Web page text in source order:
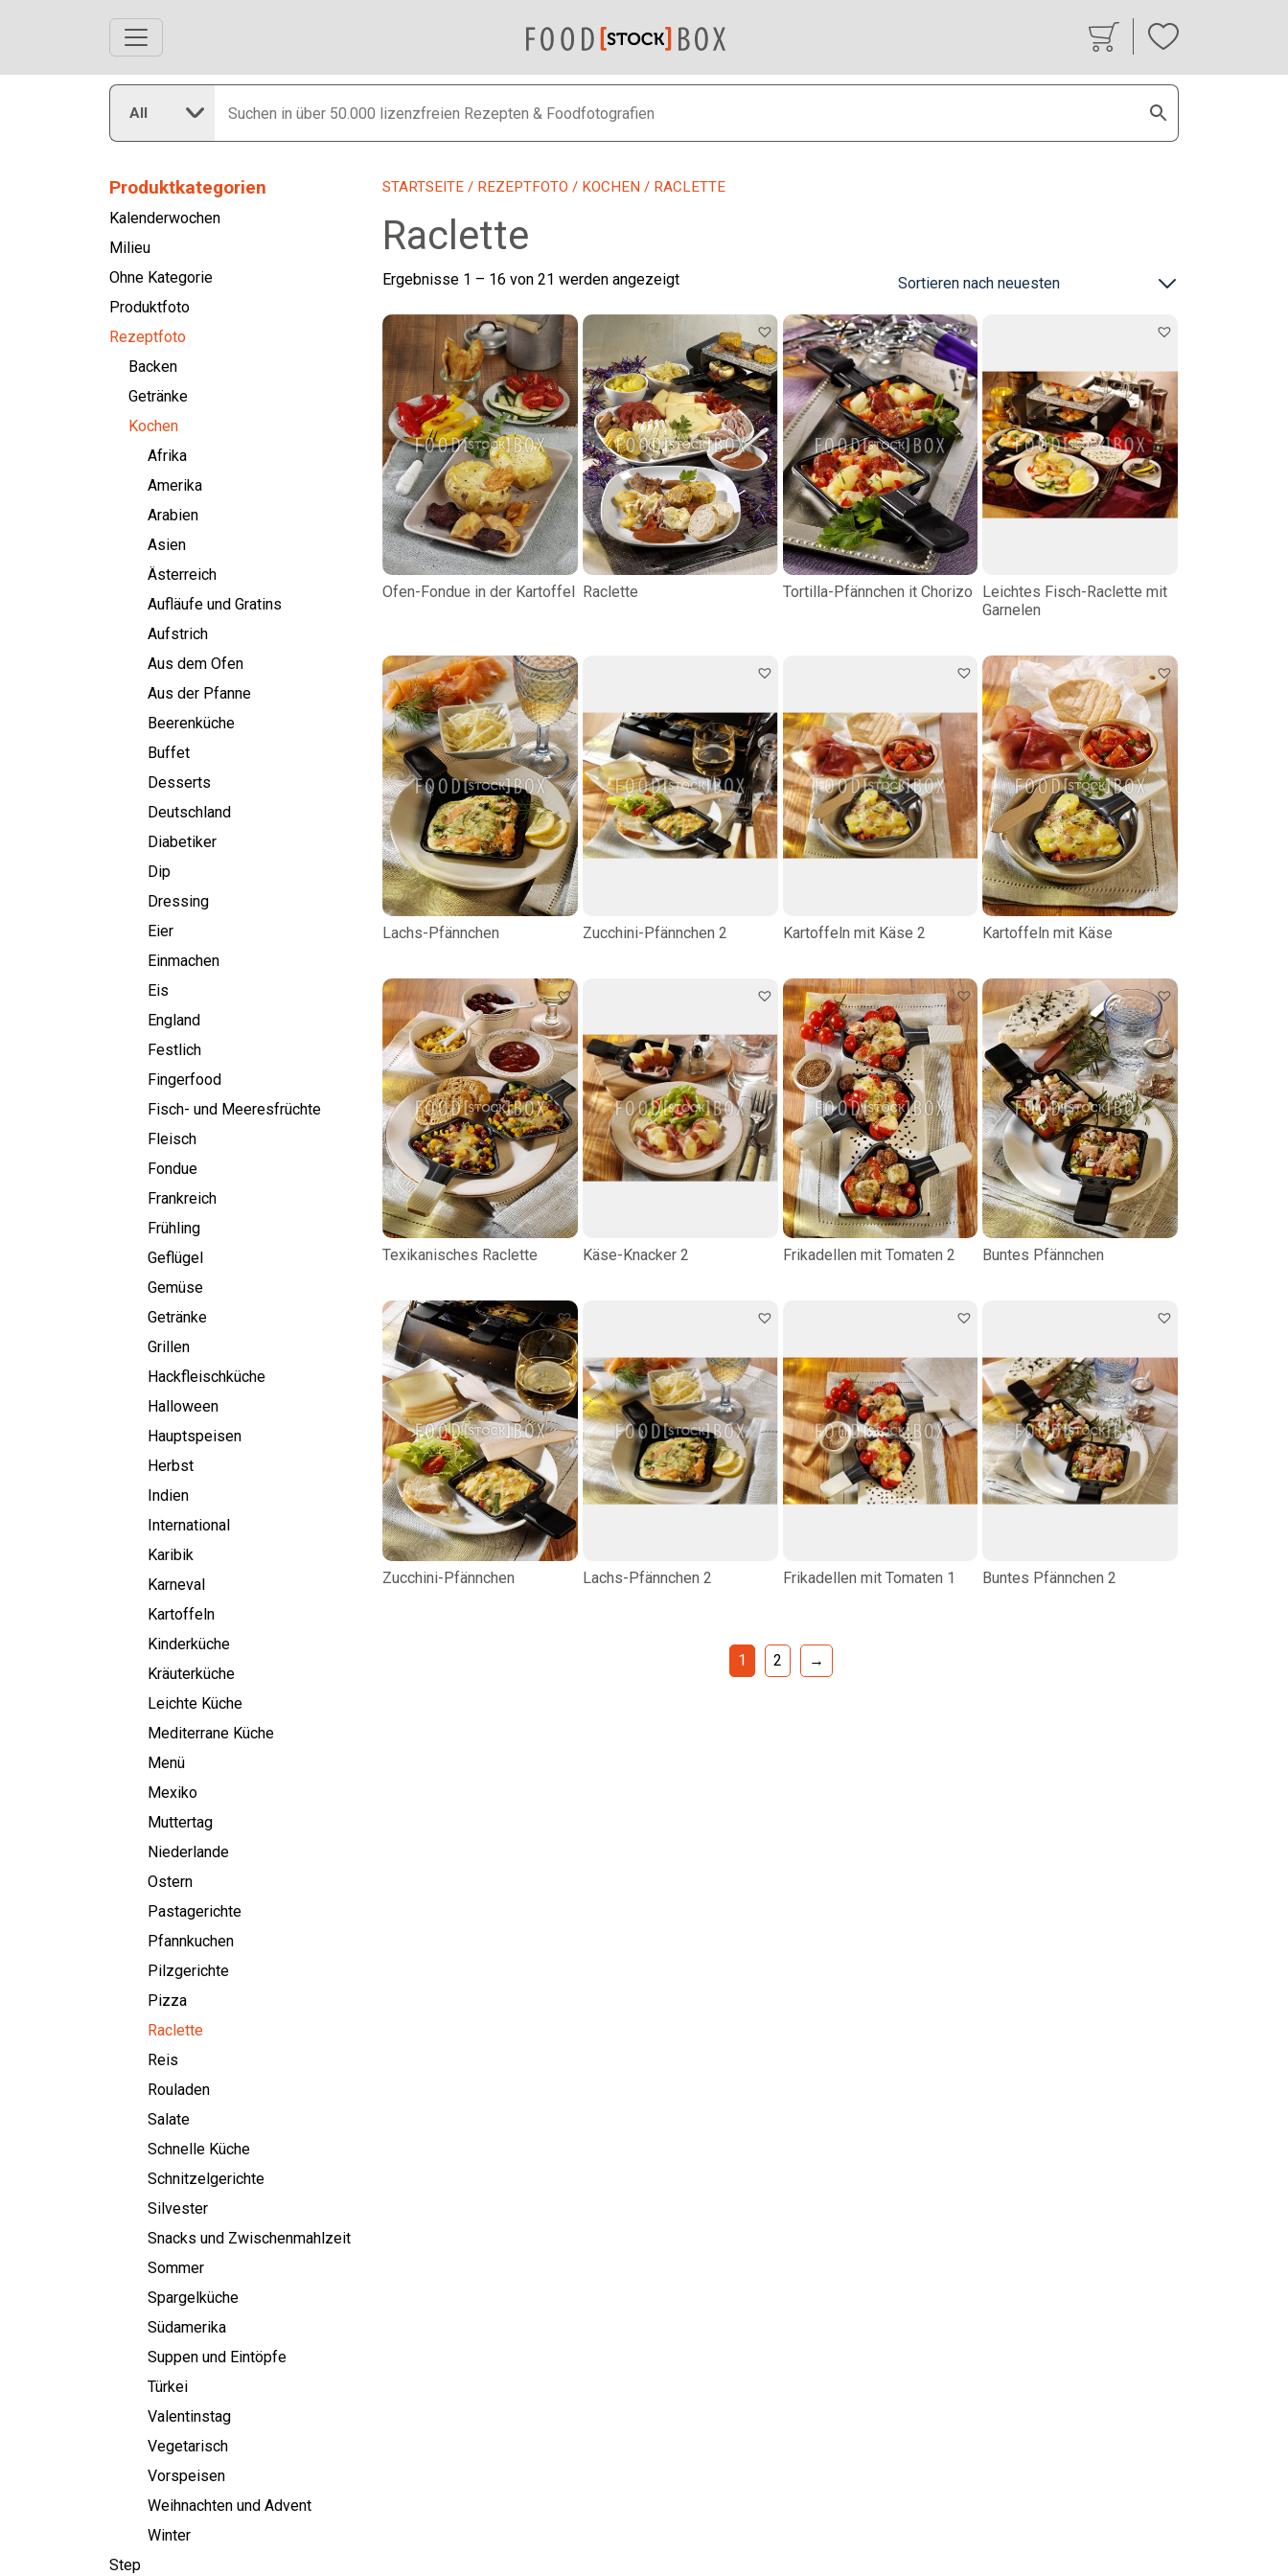
All
Produktkategorien
Kalenderwochen
Milieu
Ohne Kategorie
Produktfoto
Rezeptfoto
Backen
Getränke
Kochen
Afrika
Amerika
Arabien
Asien
Ästerreich
Aufläufe und Gratins
Aufstrich
Aus dem Ofen
Aus der Pfanne
Beerenküche
Buffet
Desserts
Deutschland
Diabetiker
Dip
Dressing
Eier
Einmachen
Eis
England
Festlich
Fingerfood
Fisch- und Meeresfrüchte
Fleisch
Fondue
Frankreich
Frühling
Geflügel
Gemüse
Getränke
Grillen
Hackfleischküche
Halloween
Hauptspeisen
Herbst
Indien
International
Karibik
Karneval
Kartoffeln
Kinderküche
Kräuterküche
Leichte Küche
Mediterrane Küche
Menü
Mexiko
Muttertag
Niederlande
Ostern
Pastagerichte
Pfannkuchen
Pilzgerichte
Pizza
Raclette
Reis
Rouladen
Salate
Schnelle Küche
Schnitzelgerichte
Silvester
Snacks und Zwischenmahlzeit
Sommer
Spargelküche
Südamerika
Suppen und Eintöpfe
Türkei
Valentinstag
Vegetarisch
Vorspeisen
Weihnachten und Advent
Winter
Step
STARTSEITE / REZEPTFOTO / KOCHEN / RACLETTE
Raclette
Ergebnisse 1 – 16 von 21 werden angezeigtNach
Ofen-Fondue in der Kartoffel Raclette Tortilla-Pfännchen it Chorizo
Leichtes Fisch-Raclette mit
Garnelen
Lachs-Pfännchen Zucchini-Pfännchen 2 Kartoffeln mit Käse 2 Kartoffeln mit Käse
Texikanisches Raclette Käse-Knacker 2 Frikadellen mit Tomaten 2 Buntes Pfännchen
Zucchini-Pfännchen Lachs-Pfännchen 2 Frikadellen mit Tomaten 1 Buntes Pfännchen 2
1 2 →